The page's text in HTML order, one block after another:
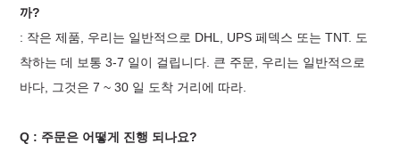
까?
: 작은 제품, 우리는 일반적으로 DHL, UPS 페덱스 또는 TNT. 도
착하는 데 보통 3-7 일이 걸립니다. 큰 주문, 우리는 일반적으로
바다, 그것은 7 ~ 30 일 도착 거리에 따라.
Q : 주문은 어떻게 진행 되나요?